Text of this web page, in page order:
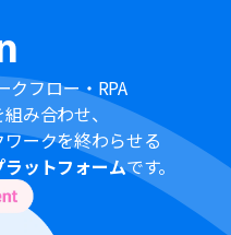
Driveのそれぞれと
30分、60分の間隔で起動
が異なりますので、ご注意
のプランでご利用いただけ
クフロー・RPA
み合わせ、
ークを終わらせる
ットフォームです。